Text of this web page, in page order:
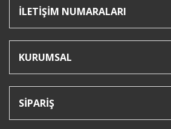
İLETİŞİM NUMARALARI
KURUMSAL
SİPARİŞ